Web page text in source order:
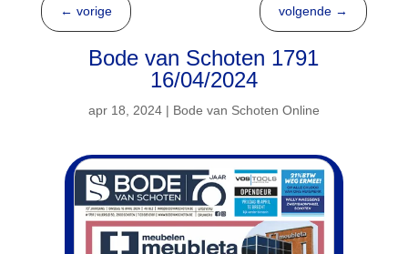
← vorige volgende →
Bode van Schoten 1791
16/04/2024
apr 18, 2024| Bode van Schoten Online